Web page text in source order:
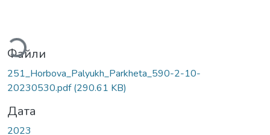
Вантажиться...
Файли
251_Horbova_Palyukh_Parkheta_590-2-10-
20230530.pdf(290.61 KB)
Дата
2023